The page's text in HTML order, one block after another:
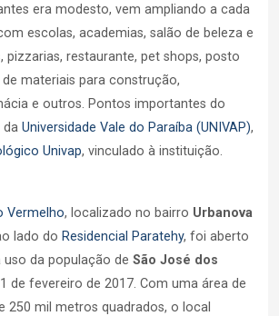
era modesto, vem ampliando a cada
escolas, academias, salão de beleza e
pizzarias, restaurante, pet shops, posto
materiais para construção,
e outros. Pontos importantes do
da Universidade Vale do Paraíba (UNIVAP),
Univap, vinculado à instituição.
Vermelho, localizado no bairro Urbanova
lado do Residencial Paratehy, foi aberto
da população de São José dos
de fevereiro de 2017. Com uma área de
250 mil metros quadrados, o local